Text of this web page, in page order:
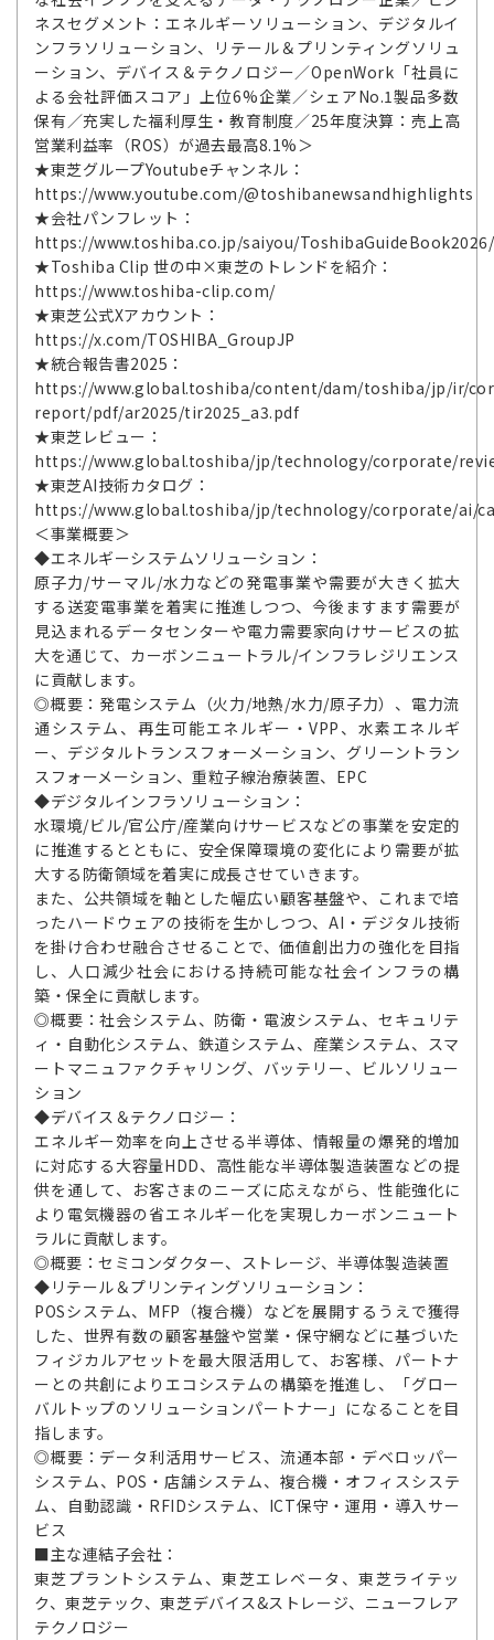
ネスセグメント：エネルギーソリューション、デジタルイ
ンフラソリューション、リテール＆プリンティングソリュ
ーション、デバイス＆テクノロジー／OpenWork「社員に
よる会社評価スコア」上位6%企業／シェアNo.1製品多数
保有／充実した福利厚生・教育制度／25年度決算：売上高
営業利益率（ROS）が過去最高8.1%＞
★東芝グループYoutubeチャンネル：
https://www.youtube.com/@toshibanewsandhighlights
★会社パンフレット：
https://www.toshiba.co.jp/saiyou/
★Toshiba Clip 世の中×東芝のトレンドを紹介：
https://www.toshiba-clip.com/
★東芝公式Xアカウント：
https://x.com/TOSHIBA_GroupJP
★統合報告書2025：
https://www.global.toshiba/content/dam/toshiba/jp/ir/
report/pdf/ar2025/tir2025_a3.pdf
★東芝レビュー：
https://www.global.toshiba/jp/technology/corporate/
★東芝AI技術カタログ：
https://www.global.toshiba/jp/technology/corporate/ai/
＜事業概要＞
◆エネルギーシステムソリューション：
原子力/サーマル/水力などの発電事業や需要が大きく拡大
する送変電事業を着実に推進しつつ、今後ますます需要が
見込まれるデータセンターや電力需要家向けサービスの拡
大を通じて、カーボンニュートラル/インフラレジリエンス
に貢献します。
◎概要：発電システム（火力/地熱/水力/原子力）、電力流
通システム、再生可能エネルギー・VPP、水素エネルギ
ー、デジタルトランスフォーメーション、グリーントラン
スフォーメーション、重粒子線治療装置、EPC
◆デジタルインフラソリューション：
水環境/ビル/官公庁/産業向けサービスなどの事業を安定的
に推進するとともに、安全保障環境の変化により需要が拡
大する防衛領域を着実に成長させていきます。
また、公共領域を軸とした幅広い顧客基盤や、これまで培
ったハードウェアの技術を生かしつつ、AI・デジタル技術
を掛け合わせ融合させることで、価値創出力の強化を目指
し、人口減少社会における持続可能な社会インフラの構
築・保全に貢献します。
◎概要：社会システム、防衛・電波システム、セキュリテ
ィ・自動化システム、鉄道システム、産業システム、スマ
ートマニュファクチャリング、バッテリー、ビルソリュー
ション
◆デバイス＆テクノロジー：
エネルギー効率を向上させる半導体、情報量の爆発的増加
に対応する大容量HDD、高性能な半導体製造装置などの提
供を通して、お客さまのニーズに応えながら、性能強化に
より電気機器の省エネルギー化を実現しカーボンニュート
ラルに貢献します。
◎概要：セミコンダクター、ストレージ、半導体製造装置
◆リテール＆プリンティングソリューション：
POSシステム、MFP（複合機）などを展開するうえで獲得
した、世界有数の顧客基盤や営業・保守網などに基づいた
フィジカルアセットを最大限活用して、お客様、パートナ
ーとの共創によりエコシステムの構築を推進し、「グロー
バルトップのソリューションパートナー」になることを目
指します。
◎概要：データ利活用サービス、流通本部・デベロッパー
システム、POS・店舗システム、複合機・オフィスシステ
ム、自動認識・RFIDシステム、ICT保守・運用・導入サー
ビス
■主な連結子会社：
東芝プラントシステム、東芝エレベータ、東芝ライテッ
ク、東芝テック、東芝デバイス&ストレージ、ニューフレア
テクノロジー